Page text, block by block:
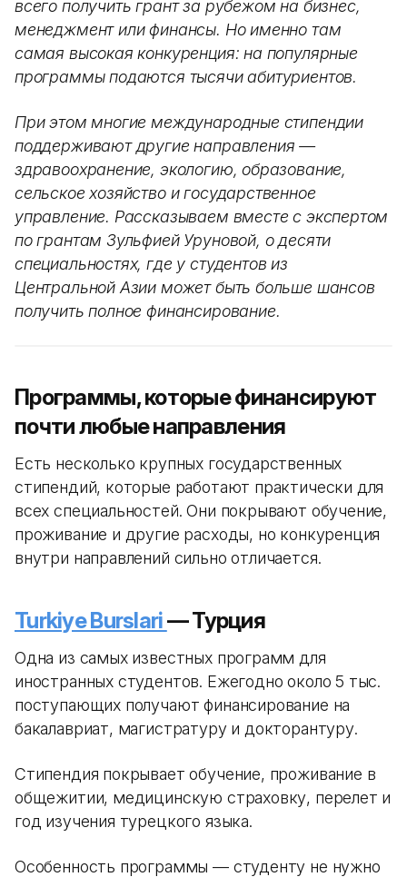
всего получить грант за рубежом на бизнес,
менеджмент или финансы. Но именно там
самая высокая конкуренция: на популярные
программы подаются тысячи абитуриентов.
При этом многие международные стипендии
поддерживают другие направления —
здравоохранение, экологию, образование,
сельское хозяйство и государственное
управление. Рассказываем вместе с экспертом
по грантам Зульфией Уруновой, о десяти
специальностях, где у студентов из
Центральной Азии может быть больше шансов
получить полное финансирование.
Программы, которые финансируют
почти любые направления
Есть несколько крупных государственных
стипендий, которые работают практически для
всех специальностей. Они покрывают обучение,
проживание и другие расходы, но конкуренция
внутри направлений сильно отличается.
Turkiye Burslari— Турция
Одна из самых известных программ для
иностранных студентов. Ежегодно около 5 тыс.
поступающих получают финансирование на
бакалавриат, магистратуру и докторантуру.
Стипендия покрывает обучение, проживание в
общежитии, медицинскую страховку, перелет и
год изучения турецкого языка.
Особенность программы — студенту не нужно